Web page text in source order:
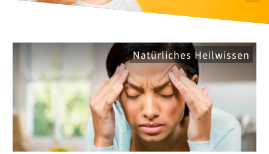
Natürliches Heilwissen